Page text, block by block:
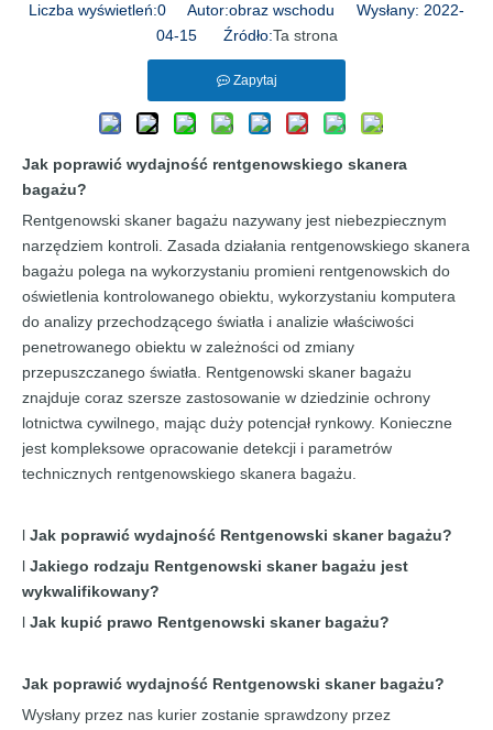
Liczba wyświetleń:0 Autor:obraz wschodu Wysłany: 2022-
04-15 Źródło:Ta strona
Zapytaj
Jak poprawić wydajność rentgenowskiego skanera
bagażu?
Rentgenowski skaner bagażu nazywany jest niebezpiecznym
narzędziem kontroli. Zasada działania rentgenowskiego skanera
bagażu polega na wykorzystaniu promieni rentgenowskich do
oświetlenia kontrolowanego obiektu, wykorzystaniu komputera
do analizy przechodzącego światła i analizie właściwości
penetrowanego obiektu w zależności od zmiany
przepuszczanego światła. Rentgenowski skaner bagażu
znajduje coraz szersze zastosowanie w dziedzinie ochrony
lotnictwa cywilnego, mając duży potencjał rynkowy. Konieczne
jest kompleksowe opracowanie detekcji i parametrów
technicznych rentgenowskiego skanera bagażu.
l Jak poprawić wydajność Rentgenowski skaner bagażu?
l Jakiego rodzaju Rentgenowski skaner bagażu jest
wykwalifikowany?
l Jak kupić prawo Rentgenowski skaner bagażu?
Jak poprawić wydajność Rentgenowski skaner bagażu?
Wysłany przez nas kurier zostanie sprawdzony przez